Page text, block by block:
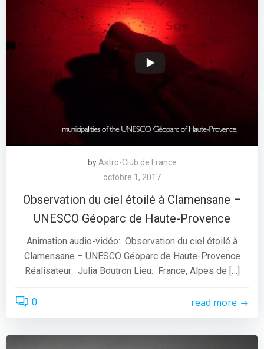
by Astro-Club de France
octobre 1, 2017
Observation du ciel étoilé à Clamensane –
UNESCO Géoparc de Haute-Provence
Animation audio-vidéo: Observation du ciel étoilé à
Clamensane – UNESCO Géoparc de Haute-Provence
Réalisateur: Julia Boutron Lieu: France, Alpes de […]
0 read more